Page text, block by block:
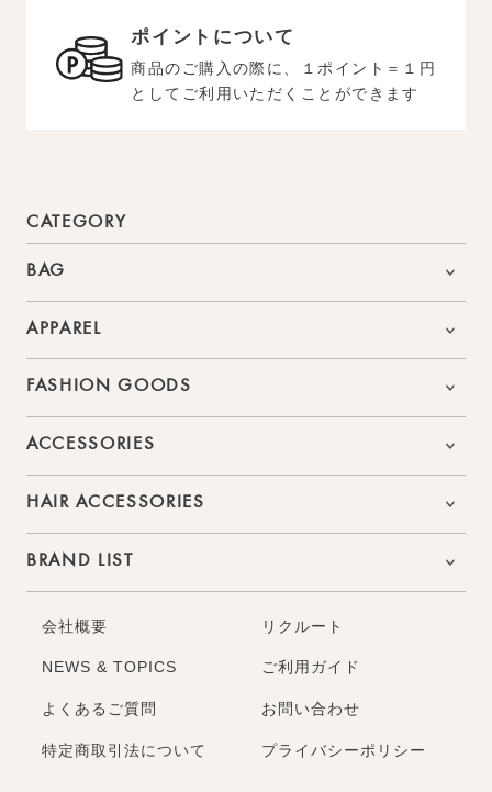
ポイントについて
商品のご購入の際に、１ポイント＝１円
としてご利用いただくことができます
CATEGORY
BAG
APPAREL
FASHION GOODS
ACCESSORIES
HAIR ACCESSORIES
BRAND LIST
会社概要 リクルート
NEWS & TOPICS ご利用ガイド
よくあるご質問 お問い合わせ
特定商取引法について プライバシーポリシー